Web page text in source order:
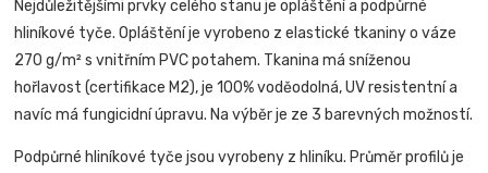
Nejdůležitějšími prvky celého stanu je opláštění a podpůrné
hliníkové tyče. Opláštění je vyrobeno z elastické tkaniny o váze
270 g/m² s vnitřním PVC potahem. Tkanina má sníženou
hořlavost (certifikace M2), je 100% voděodolná, UV resistentní a
navíc má fungicidní úpravu. Na výběr je ze 3 barevných možností.
Podpůrné hliníkové tyče jsou vyrobeny z hliníku. Průměr profilů je